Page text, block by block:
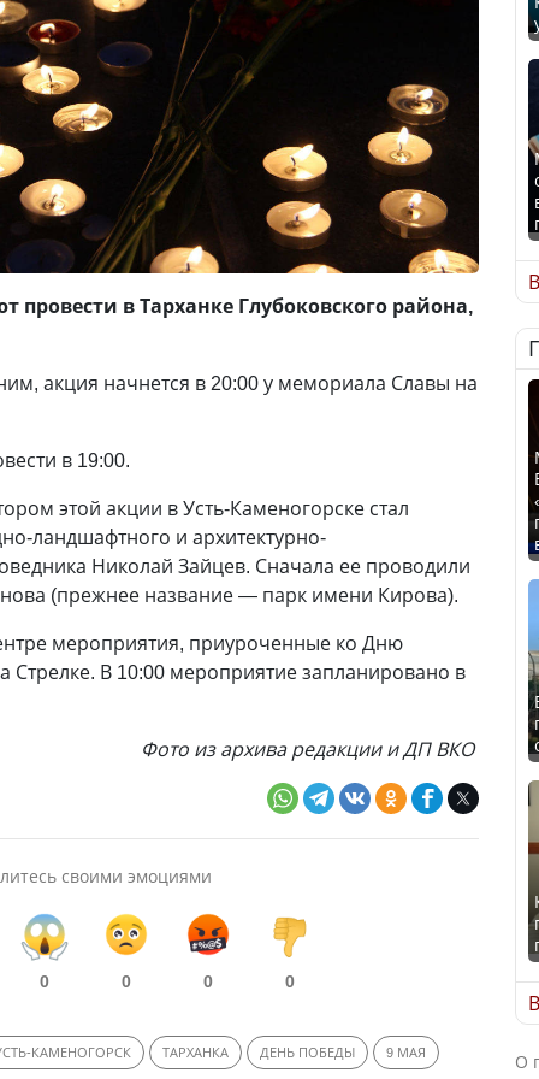
провести в Тарханке Глубоковского района,
акция начнется в 20:00 у мемориала Славы на
в 19:00.
этой акции в Усть-Каменогорске стал
ландшафтного и архитектурно-
Николай Зайцев. Сначала ее проводили
(прежнее название — парк имени Кирова).
мероприятия, приуроченные ко Дню
Стрелке. В 10:00 мероприятие запланировано в
Фото из архива редакции и ДП ВКО
своими эмоциями
0 0 0 0
КАМЕНОГОРСК ТАРХАНКА ДЕНЬ ПОБЕДЫ 9 МАЯ О